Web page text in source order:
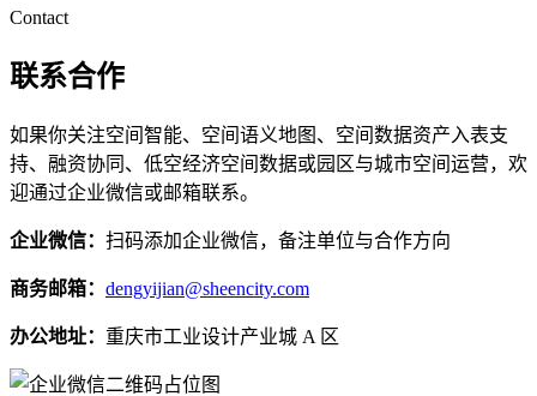
Contact
联系合作
如果你关注空间智能、空间语义地图、空间数据资产入表支
持、融资协同、低空经济空间数据或园区与城市空间运营，欢
迎通过企业微信或邮箱联系。
企业微信： 扫码添加企业微信，备注单位与合作方向
商务邮箱： dengyijian@sheencity.com
办公地址： 重庆市工业设计产业城 A 区